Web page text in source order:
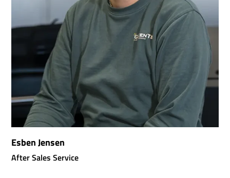
Esben Jensen
After Sales Service